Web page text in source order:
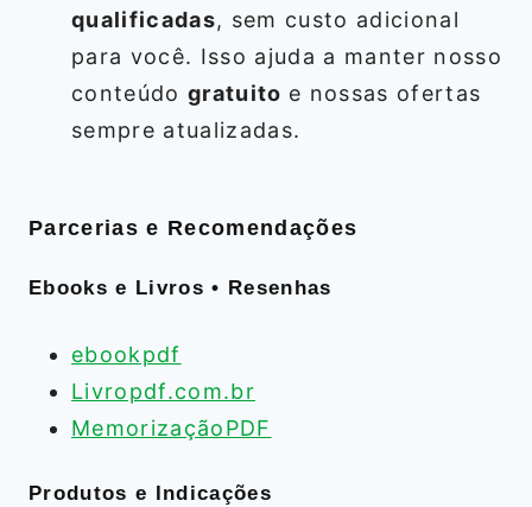
qualificadas, sem custo adicional
para você. Isso ajuda a manter nosso
conteúdo gratuito e nossas ofertas
sempre atualizadas.
Parcerias e Recomendações
Ebooks e Livros • Resenhas
ebookpdf
Livropdf.com.br
MemorizaçãoPDF
Produtos e Indicações